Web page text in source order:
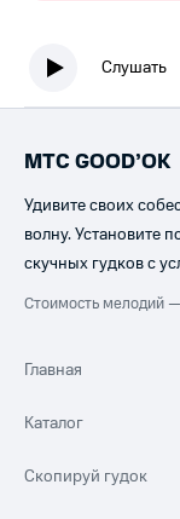
Слушать
МТС GOOD’OK
Удивите своих
волну. Установите
скучных гудков с
Стоимость мелодий
Главная
Каталог
Скопируй гудок